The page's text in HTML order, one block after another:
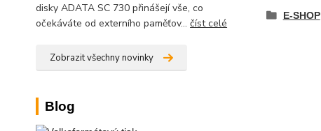
disky ADATA SC 730 přinášejí vše, co
očekáváte od externího paměťov...číst celé
Zobrazit všechny novinky
Blog
E-SHOP